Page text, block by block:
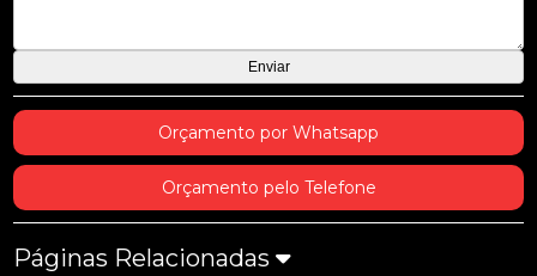
Orçamento por Whatsapp
Orçamento pelo Telefone
Páginas Relacionadas